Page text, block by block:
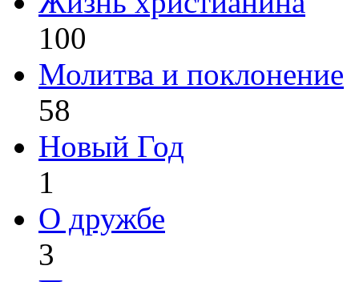
100
Молитва и поклонение
58
Новый Год
1
О дружбе
3